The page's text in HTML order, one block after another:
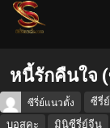
หนี้รักคืนใจ
ซีรี่ย์แนวตั้ง ซีรี่
บอสคะ
มินิซีรี่ย์จีน